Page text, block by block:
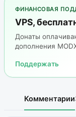
ФИНАНСОВАЯ
VPS,
Донаты
дополнения
Поддержать
Комментарии